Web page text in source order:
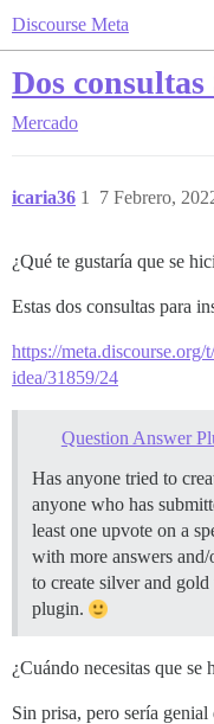
Discourse Meta
Dos
Mercado
icaria36 7 Febrero,
1
¿Qué te gustaría que se
Estas dos consultas para
https://meta.discourse.org/
idea/31859/24
Question Answer
Has anyone tried to
anyone who has
least one upvote on a
with more answers
to create silver and
plugin.
¿Cuándo necesitas que se
Sin prisa, pero sería